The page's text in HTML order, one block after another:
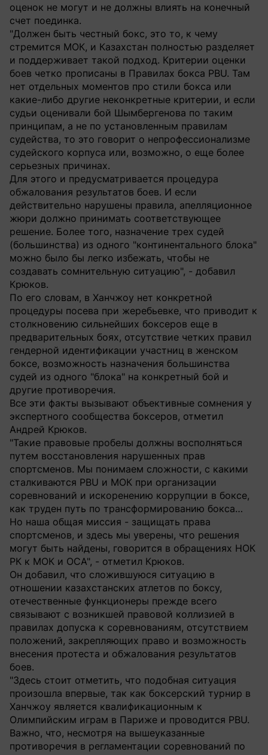
оценок не могут и не должны влиять на конечный
счет поединка.
"Должен быть честный бокс, это то, к чему
стремится МОК, и Казахстан полностью разделяет
и поддерживает такой подход. Критерии оценки
боев четко прописаны в Правилах бокса PBU. Там
нет отдельных моментов про стили бокса или
какие-либо другие неконкретные критерии, и если
судьи оценивали бой Шымбергенова по таким
принципам, а не по установленным правилам
судейства, то это говорит о непрофессионализме
судейского корпуса или, возможно, о еще более
серьезных причинах.
Для этого и предусматривается процедура
обжалования результатов боев. И если
действительно нарушены правила, апелляционное
жюри должно принимать соответствующее
решение. Более того, назначение трех судей
(большинства) из одного "континентального блока"
можно было бы легко избежать, чтобы не
создавать сомнительную ситуацию", - добавил
Крюков.
По его словам, в Ханчжоу нет конкретной
процедуры посева при жеребьевке, что приводит к
столкновению сильнейших боксеров еще в
предварительных боях, отсутствие четких правил
гендерной идентификации участниц в женском
боксе, возможность назначения большинства
судей из одного "блока" на конкретный бой и
другие противоречия.
Все эти факты вызывают объективные сомнения у
экспертного сообщества боксеров, отметил
Андрей Крюков.
"Такие правовые пробелы должны восполняться
путем восстановления нарушенных прав
спортсменов. Мы понимаем сложности, с какими
сталкиваются PBU и МОК при организации
соревнований и искоренению коррупции в боксе,
как труден путь по трансформированию бокса…
Но наша общая миссия - защищать права
спортсменов, и здесь мы уверены, что решения
могут быть найдены, говорится в обращениях НОК
РК к МОК и ОСА", - отметил Крюков.
Он добавил, что сложившуюся ситуацию в
отношении казахстанских атлетов по боксу,
отечественные функционеры прежде всего
связывают с возникшей правовой коллизией в
правилах допуска к соревнованиям, отсутствием
положений, закрепляющих право и возможность
внесения протеста и обжалования результатов
боев.
"Здесь стоит отметить, что подобная ситуация
произошла впервые, так как боксерский турнир в
Ханчжоу является квалификационным к
Олимпийским играм в Париже и проводится PBU.
Важно, что, несмотря на вышеуказанные
противоречия в регламентации соревнований по